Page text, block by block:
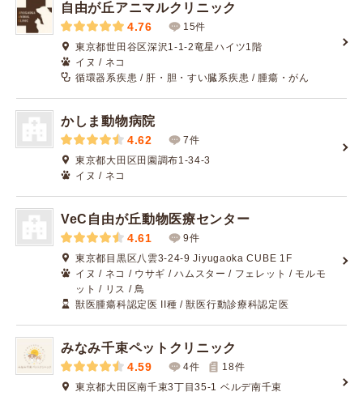
自由が丘アニマルクリニック
4.76
15件
東京都世田谷区深沢1-1-2竜星ハイツ1階
イヌ / ネコ
循環器系疾患 / 肝・胆・すい臓系疾患 / 腫瘍・がん
かしま動物病院
4.62
7件
東京都大田区田園調布1-34-3
イヌ / ネコ
VeC自由が丘動物医療センター
4.61
9件
東京都目黒区八雲3-24-9 Jiyugaoka CUBE 1F
イヌ / ネコ / ウサギ / ハムスター / フェレット / モルモ
ット / リス / 鳥
獣医腫瘍科認定医 II種 / 獣医行動診療科認定医
みなみ千束ペットクリニック
4.59 4件 18件
東京都大田区南千束3丁目35-1 ベルデ南千束